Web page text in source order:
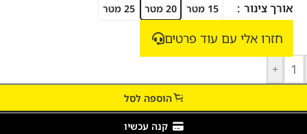
אורך צינור 15 מטר 20 מטר 25 מטר
חזרו אלי עם עוד פרטים
+
הוספה לסל
קנה עכשיו